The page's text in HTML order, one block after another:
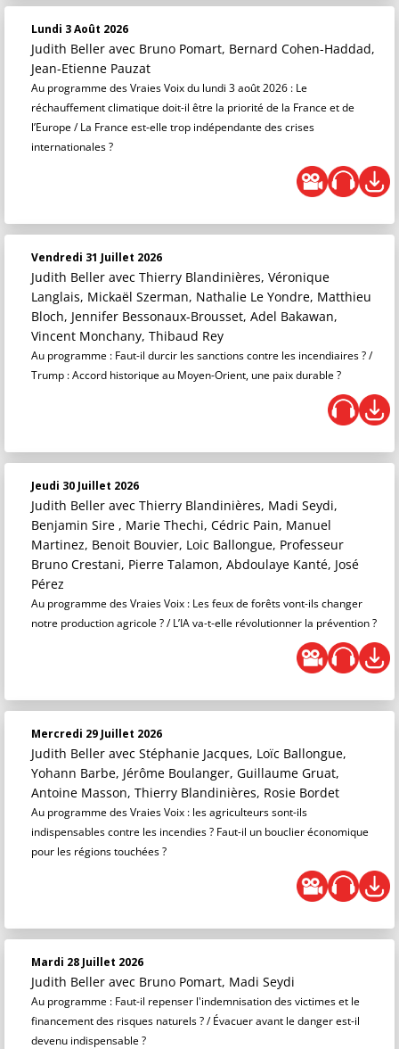
Lundi 3 Août 2026
Judith Beller avec Bruno Pomart, Bernard Cohen-Haddad,
Jean-Etienne Pauzat
Au programme des Vraies Voix du lundi 3 août 2026 : Le
réchauffement climatique doit-il être la priorité de la France et de
l’Europe / La France est-elle trop indépendante des crises
internationales ?
Vendredi 31 Juillet 2026
Judith Beller avec Thierry Blandinières, Véronique
Langlais, Mickaël Szerman, Nathalie Le Yondre, Matthieu
Bloch, Jennifer Bessonaux-Brousset, Adel Bakawan,
Vincent Monchany, Thibaud Rey
Au programme : Faut-il durcir les sanctions contre les incendiaires ? /
Trump : Accord historique au Moyen-Orient, une paix durable ?
Jeudi 30 Juillet 2026
Judith Beller avec Thierry Blandinières, Madi Seydi,
Benjamin Sire , Marie Thechi, Cédric Pain, Manuel
Martinez, Benoit Bouvier, Loic Ballongue, Professeur
Bruno Crestani, Pierre Talamon, Abdoulaye Kanté, José
Pérez
Au programme des Vraies Voix : Les feux de forêts vont-ils changer
notre production agricole ? / L’IA va-t-elle révolutionner la prévention ?
Mercredi 29 Juillet 2026
Judith Beller avec Stéphanie Jacques, Loïc Ballongue,
Yohann Barbe, Jérôme Boulanger, Guillaume Gruat,
Antoine Masson, Thierry Blandinières, Rosie Bordet
Au programme des Vraies Voix : les agriculteurs sont-ils
indispensables contre les incendies ? Faut-il un bouclier économique
pour les régions touchées ?
Mardi 28 Juillet 2026
Judith Beller avec Bruno Pomart, Madi Seydi
Au programme : Faut-il repenser l'indemnisation des victimes et le
financement des risques naturels ? / Évacuer avant le danger est-il
devenu indispensable ?